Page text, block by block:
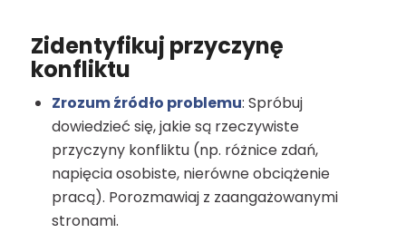
Zidentyfikuj przyczynę
konfliktu
Zrozum źródło problemu: Spróbuj
dowiedzieć się, jakie są rzeczywiste
przyczyny konfliktu (np. różnice zdań,
napięcia osobiste, nierówne obciążenie
pracą). Porozmawiaj z zaangażowanymi
stronami.